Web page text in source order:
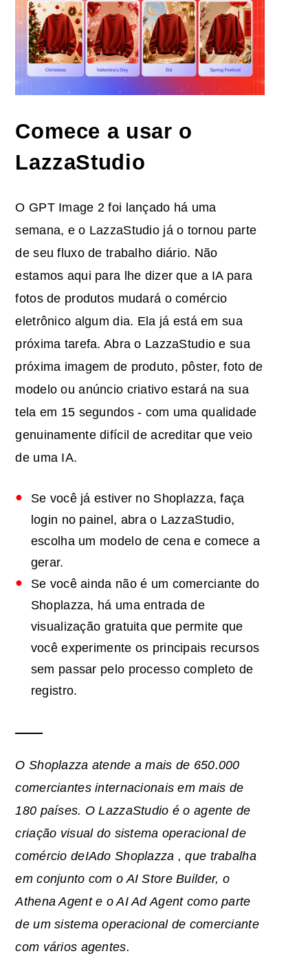
Comece a usar o
LazzaStudio
O GPT Image 2 foi lançado há uma
semana, e o LazzaStudio já o tornou parte
de seu fluxo de trabalho diário. Não
estamos aqui para lhe dizer que a IA para
fotos de produtos mudará o comércio
eletrônico algum dia. Ela já está em sua
próxima tarefa. Abra o LazzaStudio e sua
próxima imagem de produto, pôster, foto de
modelo ou anúncio criativo estará na sua
tela em 15 segundos - com uma qualidade
genuinamente difícil de acreditar que veio
de uma IA.
Se você já estiver no Shoplazza, faça
login no painel, abra o LazzaStudio,
escolha um modelo de cena e comece a
gerar.
Se você ainda não é um comerciante do
Shoplazza, há uma entrada de
visualização gratuita que permite que
você experimente os principais recursos
sem passar pelo processo completo de
registro.
O Shoplazza atende a mais de 650.000
comerciantes internacionais em mais de
180 países. O LazzaStudio é o agente de
criação visual do sistema operacional de
comércio deIAdo Shoplazza , que trabalha
em conjunto com o AI Store Builder, o
Athena Agent e o AI Ad Agent como parte
de um sistema operacional de comerciante
com vários agentes.